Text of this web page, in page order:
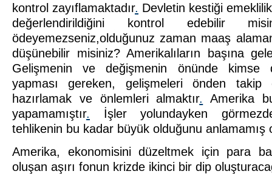
kontrol zayıflamaktadır. Devletin kestiği
değerlendirildiğini kontrol edebilir
ödeyemezseniz,olduğunuz zaman maaş
düşünebilir misiniz? Amerikalıların başına
Gelişmenin ve değişmenin önünde kimse
yapması gereken, gelişmeleri önden takip
hazırlamak ve önlemleri almaktır.
Amerika
yapamamıştır. İşler yolundayken
tehlikenin bu kadar büyük olduğunu anlamamış
Amerika, ekonomisini düzeltmek için para
oluşan aşırı fonun krizde ikinci bir dip